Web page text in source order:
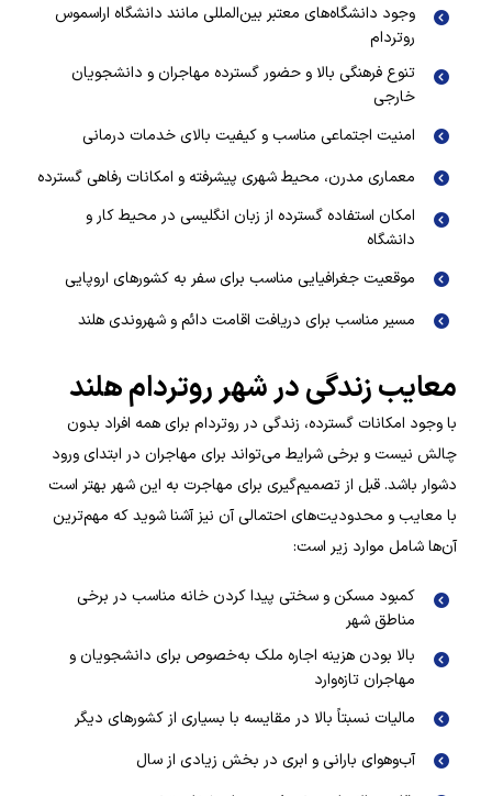
وجود دانشگاه‌های معتبر بین‌المللی مانند دانشگاه اراسموس
روتردام
تنوع فرهنگی بالا و حضور گسترده مهاجران و دانشجویان
خارجی
امنیت اجتماعی مناسب و کیفیت بالای خدمات درمانی
معماری مدرن، محیط شهری پیشرفته و امکانات رفاهی گسترده
امکان استفاده گسترده از زبان انگلیسی در محیط کار و
دانشگاه
موقعیت جغرافیایی مناسب برای سفر به کشورهای اروپایی
مسیر مناسب برای دریافت اقامت دائم و شهروندی هلند
معایب زندگی در شهر روتردام هلند
با وجود امکانات گسترده، زندگی در روتردام برای همه افراد بدون
چالش نیست و برخی شرایط می‌تواند برای مهاجران در ابتدای ورود
دشوار باشد. قبل از تصمیم‌گیری برای مهاجرت به این شهر بهتر است
با معایب و محدودیت‌های احتمالی آن نیز آشنا شوید که مهم‌ترین
آن‌ها شامل موارد زیر است:
کمبود مسکن و سختی پیدا کردن خانه مناسب در برخی
مناطق شهر
بالا بودن هزینه اجاره ملک به‌خصوص برای دانشجویان و
مهاجران تازه‌وارد
مالیات نسبتاً بالا در مقایسه با بسیاری از کشورهای دیگر
آب‌وهوای بارانی و ابری در بخش زیادی از سال